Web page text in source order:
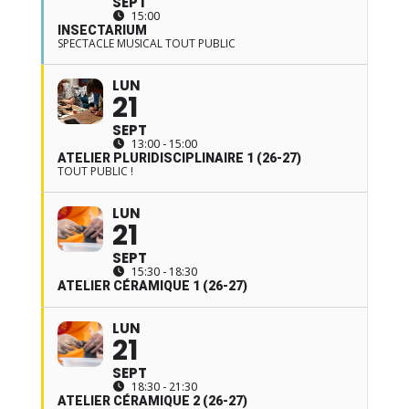
15:00
INSECTARIUM
SPECTACLE MUSICAL TOUT PUBLIC
LUN
21
SEPT
13:00 - 15:00
ATELIER PLURIDISCIPLINAIRE 1 (26-27)
TOUT PUBLIC !
LUN
21
SEPT
15:30 - 18:30
ATELIER CÉRAMIQUE 1 (26-27)
LUN
21
SEPT
18:30 - 21:30
ATELIER CÉRAMIQUE 2 (26-27)